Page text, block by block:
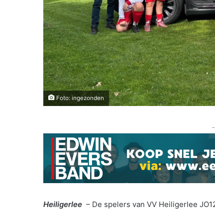
Foto: ingezonden
Heiligerlee – De spelers van VV Heiligerlee